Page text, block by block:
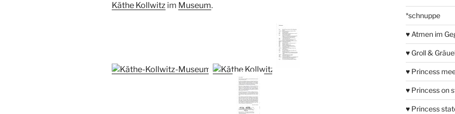
Käthe Kollwitz im Museum.
*schnuppe
♥ Atmen im
♥ Groll &
♥ Princess
♥ Princess on
♥ Princess